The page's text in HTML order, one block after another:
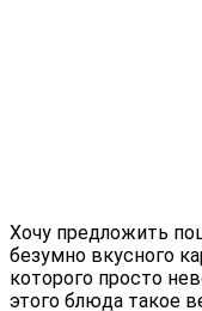
Хочу предложить
безумно вкусного
которого просто
этого блюда такое